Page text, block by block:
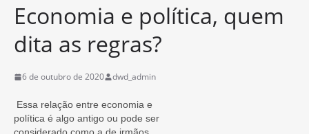
Economia e política, quem
dita as regras?
6 de outubro de 2020 dwd_admin
Essa relação entre economia e
política é algo antigo ou pode ser
considerado como a de irmãos